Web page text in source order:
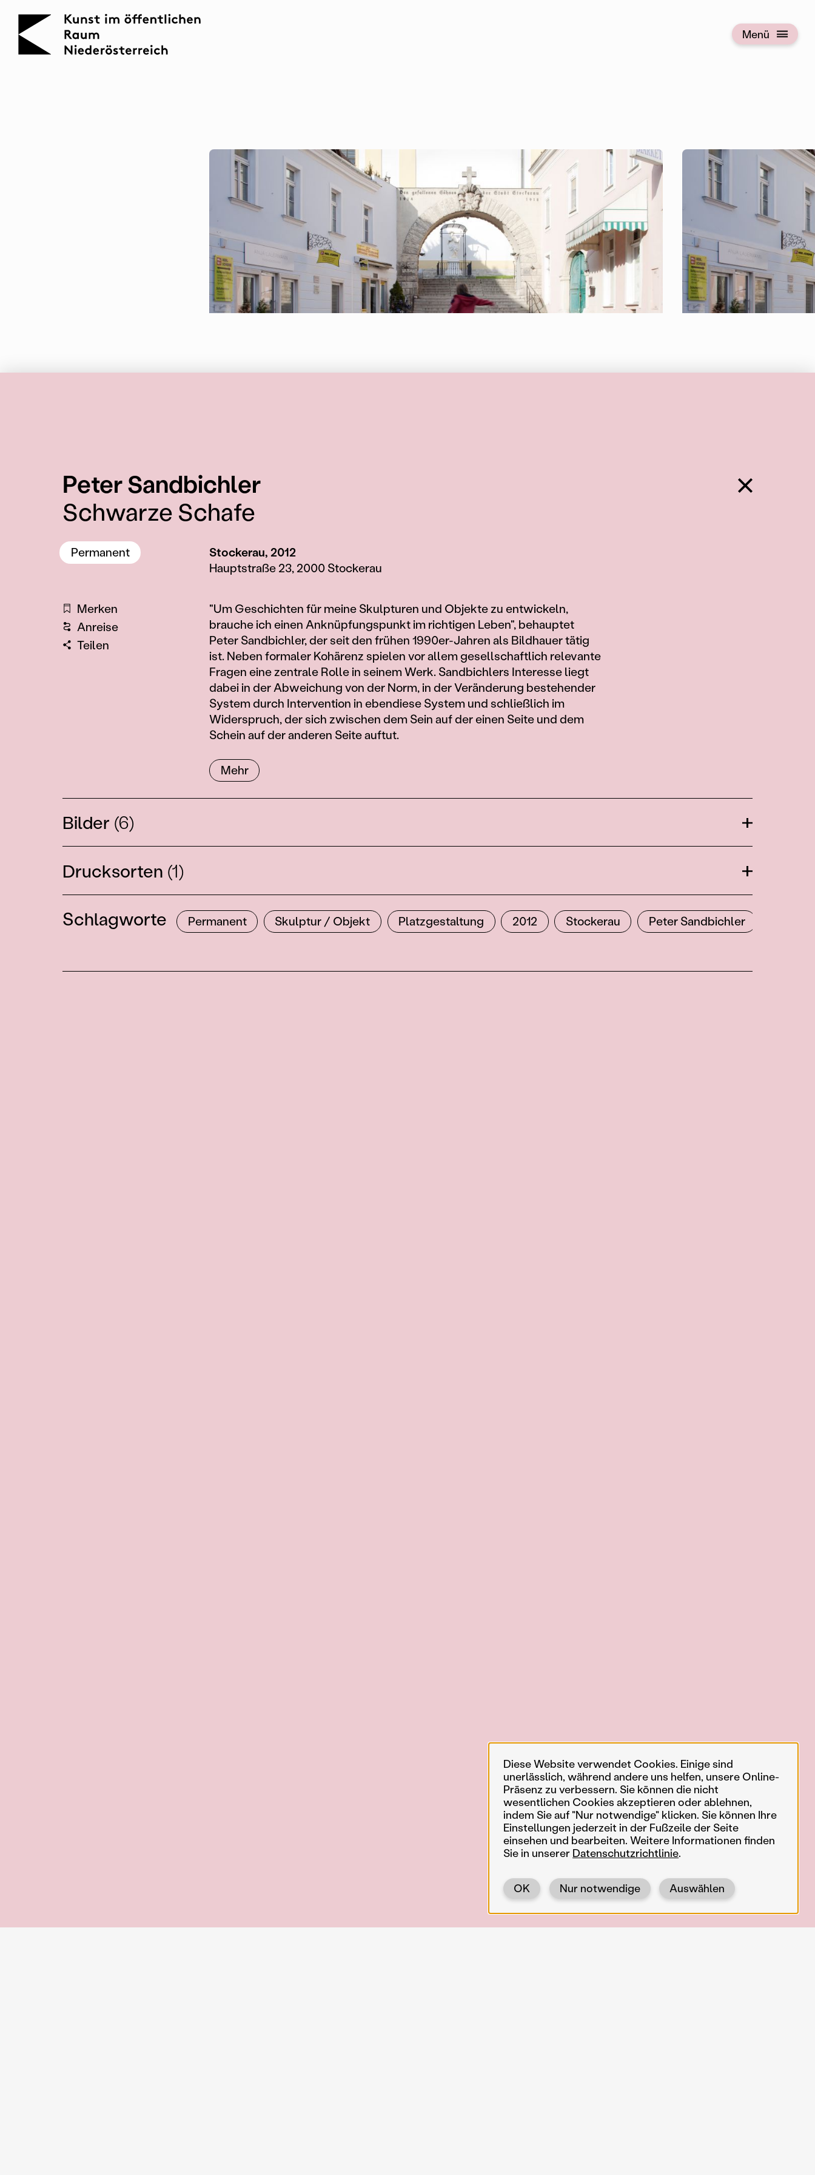
KOERNOE
Menü
Menü öffnen
Peter Sandbichler:
Schwarze Schafe
Zurück
Permanent
Merken
Anreise
Teilen
Stockerau, 2012
Hauptstraße 23, 2000 Stockerau
Information
"Um Geschichten für meine Skulpturen und Objekte zu entwickeln,
brauche ich einen Anknüpfungspunkt im richtigen Leben", behauptet
Peter Sandbichler, der seit den frühen 1990er-Jahren als Bildhauer tätig
ist. Neben formaler Kohärenz spielen vor allem gesellschaftlich relevante
Fragen eine zentrale Rolle in seinem Werk. Sandbichlers Interesse liegt
dabei in der Abweichung von der Norm, in der Veränderung bestehender
System durch Intervention in ebendiese System und schließlich im
Widerspruch, der sich zwischen dem Sein auf der einen Seite und dem
Schein auf der anderen Seite auftut.
Mehr
Bilder (6) Öffnen
Drucksorten (1) Öffnen
Schlagworte Permanent Skulptur / Objekt Platzgestaltung 2012 Stockerau Peter Sandbichler
Diese Website verwendet Cookies. Einige sind
unerlässlich, während andere uns helfen, unsere Online-
Präsenz zu verbessern. Sie können die nicht
wesentlichen Cookies akzeptieren oder ablehnen,
indem Sie auf "Nur notwendige" klicken. Sie können Ihre
Einstellungen jederzeit in der Fußzeile der Seite
einsehen und bearbeiten. Weitere Informationen finden
Sie in unserer Datenschutzrichtlinie.
Auswählen
Nur notwendige
OK